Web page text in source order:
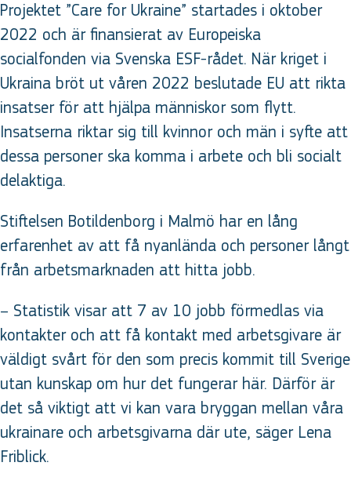
Projektet ”Care for Ukraine” startades i oktober
2022 och är finansierat av Europeiska
socialfonden via Svenska ESF-rådet. När kriget i
Ukraina bröt ut våren 2022 beslutade EU att rikta
insatser för att hjälpa människor som flytt.
Insatserna riktar sig till kvinnor och män i syfte att
dessa personer ska komma i arbete och bli socialt
delaktiga.
Stiftelsen Botildenborg i Malmö har en lång
erfarenhet av att få nyanlända och personer långt
från arbetsmarknaden att hitta jobb.
– Statistik visar att 7 av 10 jobb förmedlas via
kontakter och att få kontakt med arbetsgivare är
väldigt svårt för den som precis kommit till Sverige
utan kunskap om hur det fungerar här. Därför är
det så viktigt att vi kan vara bryggan mellan våra
ukrainare och arbetsgivarna där ute, säger Lena
Friblick.